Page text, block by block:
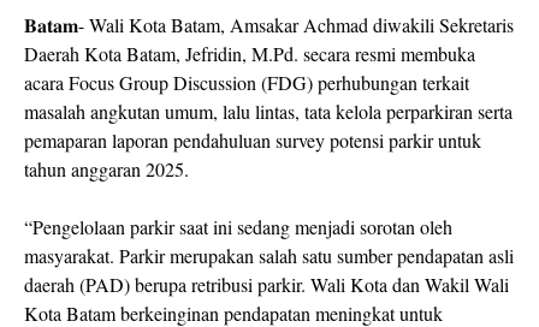
𝐁𝐚𝐭𝐚𝐦- Wali Kota Batam, Amsakar Achmad diwakili Sekretaris
Daerah Kota Batam, Jefridin, M.Pd. secara resmi membuka
acara Focus Group Discussion (FDG) perhubungan terkait
masalah angkutan umum, lalu lintas, tata kelola perparkiran serta
pemaparan laporan pendahuluan survey potensi parkir untuk
tahun anggaran 2025.
“Pengelolaan parkir saat ini sedang menjadi sorotan oleh
masyarakat. Parkir merupakan salah satu sumber pendapatan asli
daerah (PAD) berupa retribusi parkir. Wali Kota dan Wakil Wali
Kota Batam berkeinginan pendapatan meningkat untuk